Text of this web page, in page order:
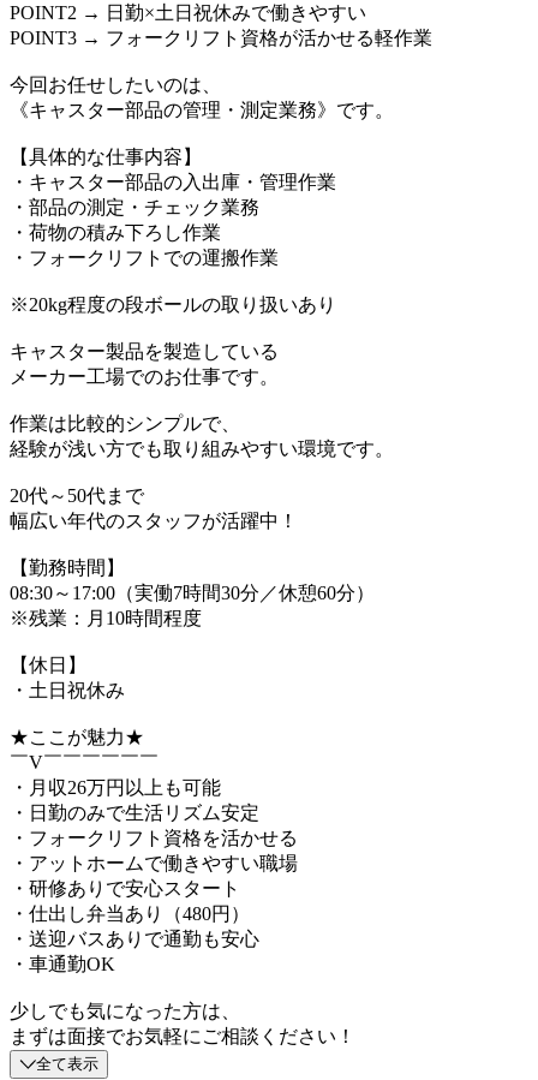
POINT2 → 日勤×土日祝休みで働きやすい
POINT3 → フォークリフト資格が活かせる軽作業
今回お任せしたいのは、
《キャスター部品の管理・測定業務》です。
【具体的な仕事内容】
・キャスター部品の入出庫・管理作業
・部品の測定・チェック業務
・荷物の積み下ろし作業
・フォークリフトでの運搬作業
※20kg程度の段ボールの取り扱いあり
キャスター製品を製造している
メーカー工場でのお仕事です。
作業は比較的シンプルで、
経験が浅い方でも取り組みやすい環境です。
20代～50代まで
幅広い年代のスタッフが活躍中！
【勤務時間】
08:30～17:00（実働7時間30分／休憩60分）
※残業：月10時間程度
【休日】
・土日祝休み
★ここが魅力★
￣V￣￣￣￣￣￣
・月収26万円以上も可能
・日勤のみで生活リズム安定
・フォークリフト資格を活かせる
・アットホームで働きやすい職場
・研修ありで安心スタート
・仕出し弁当あり（480円）
・送迎バスありで通勤も安心
・車通勤OK
少しでも気になった方は、
まずは面接でお気軽にご相談ください！
全て表示